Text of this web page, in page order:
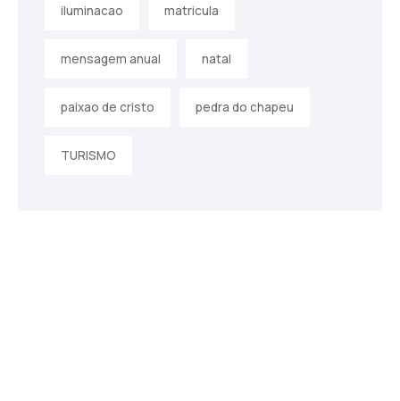
iluminacao matricula
mensagem anual natal
paixao de cristo pedra do chapeu
TURISMO